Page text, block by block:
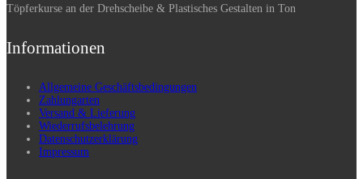
Töpferkurse an der Drehscheibe & Plastisches Gestalten in Ton
Informationen
Allgemeine Geschäftsbedingungen
Zahlungarten
Versand & Lieferung
Wiederrufsbelehrung
Datenschutzerklärung
Impressum